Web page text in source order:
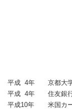
平成 4年
京都大
平成 4年
住友銀
平成10年
米国カ